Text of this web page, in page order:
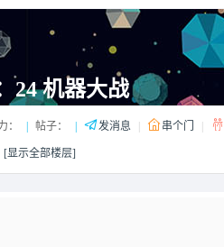
24 机器大战
： 帖子： 发消息 串个门
[显示全部楼层]